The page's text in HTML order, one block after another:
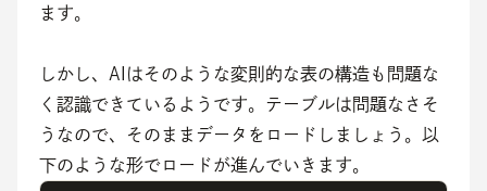
ます。
しかし、AIはそのような変則的な表の構造も問題な
く認識できているようです。テーブルは問題なさそ
うなので、そのままデータをロードしましょう。以
下のような形でロードが進んでいきます。